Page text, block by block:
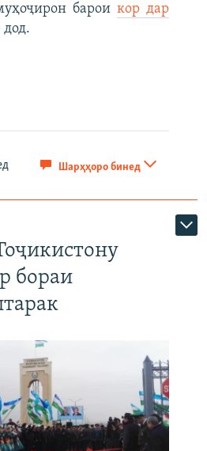
бароикор дар
дод.
Шарҳҳоро бинед
бораи